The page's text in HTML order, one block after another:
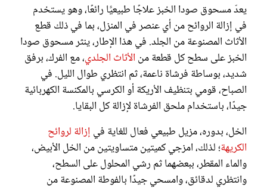
يعدّ مسحوق صودا الخبز علاجًا طبيعيًّا رائعًا، وهو يستخدم
في إزالة الروائح من أي عنصر في المنزل، بما في ذلك قطع
الأثاث المصنوعة من الجلد. في هذا الإطار، ينثر مسحوق صودا
الخبز على سطح كل قطعة من الأثاث الجلدي، مع الفرك، برفق
شديد، بوساطة فرشاة ناعمة، ثم انتظري طوال الليل. في
الصباح، قومي بتنظيف الأريكة أو الكرسي بالمكنسة الكهربائية
جيدًا، باستخدام ملحق الفرشاة لإزالة كل البقايا.
الخل، بدوره، مزيل طبيعي فعال للغاية في إزالة لروائح
الكريهة؛ لذلك، امزجي كميتين متساويتين من الخل الأبيض،
والماء المقطر، ببعضهما ثم رشي المحلول على السطح،
وانتظري لدقائق، وامسحي جيدًا بالفوطة المصنوعة من